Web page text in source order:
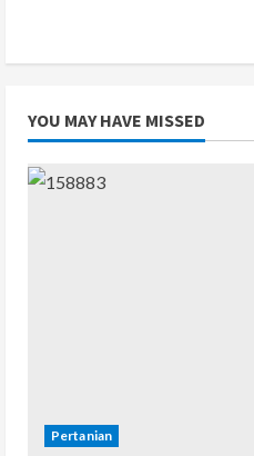
YOU MAY HAVE MISSED
Pertanian